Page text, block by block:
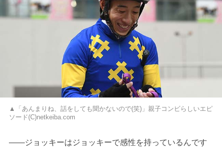
▲「あんまりね、話をしても聞かないので(笑)」親子コンビらしいエピ
ソード(C)netkeiba.com
――ジョッキーはジョッキーで感性を持っているんです